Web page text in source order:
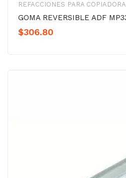
REFACCIONES PARA
GOMA REVERSIBLE ADF
$306.80